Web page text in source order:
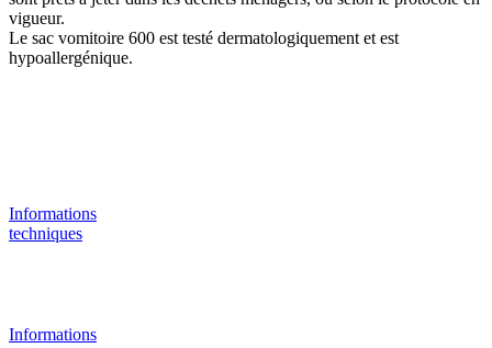
vigueur.
Le sac vomitoire 600 est testé dermatologiquement et est
hypoallergénique.
Informations
techniques
Informations